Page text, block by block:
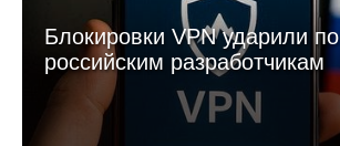
Блокировки VPN ударили по
российским разработчикам